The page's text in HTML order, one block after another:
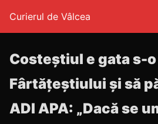
Curierul de Vâlcea
Costeștiul e gata s-
Fârtățeștiului și să
ADI APA: „Dacă se